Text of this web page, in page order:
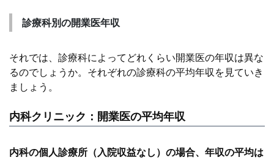
診療科別の開業医年収
それでは、診療科によってどれくらい開業医の年収は異な
るのでしょうか。それぞれの診療科の平均年収を見ていき
ましょう。
内科クリニック：開業医の平均年収
内科の個人診療所（入院収益なし）の場合、年収の平均は